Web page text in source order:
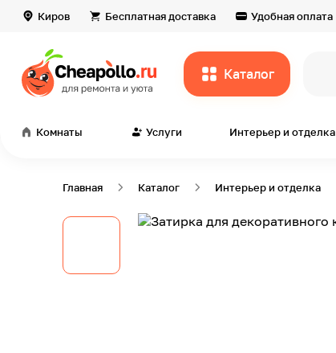
Киров Бесплатная доставка Удобная оплата
Каталог
Комнаты Услуги Интерьер и отделка
Главная Каталог Интерьер и отделка